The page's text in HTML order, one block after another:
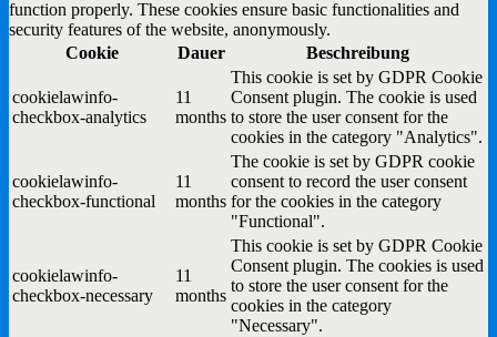
function properly. These cookies ensure basic functionalities and
security features of the website, anonymously.
Cookie
Dauer Beschreibung
cookielawinfo-
checkbox-analytics
11
months
This cookie is set by GDPR Cookie
Consent plugin. The cookie is used
to store the user consent for the
cookies in the category "Analytics".
cookielawinfo-
checkbox-functional
11
months
The cookie is set by GDPR cookie
consent to record the user consent
for the cookies in the category
"Functional".
cookielawinfo-
checkbox-necessary
11
months
This cookie is set by GDPR Cookie
Consent plugin. The cookies is used
to store the user consent for the
cookies in the category
"Necessary".